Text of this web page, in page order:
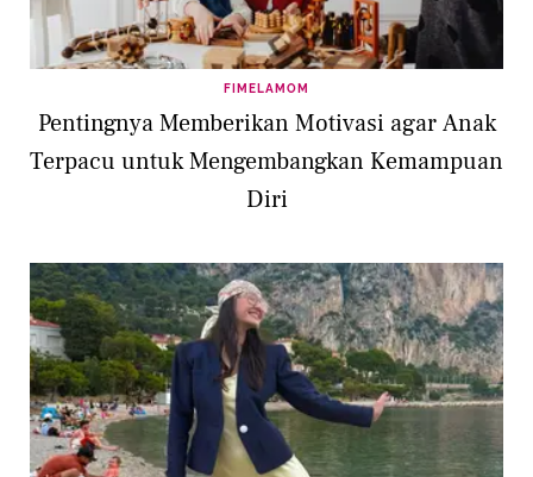
FIMELAMOM
Pentingnya Memberikan Motivasi agar Anak
Terpacu untuk Mengembangkan Kemampuan
Diri